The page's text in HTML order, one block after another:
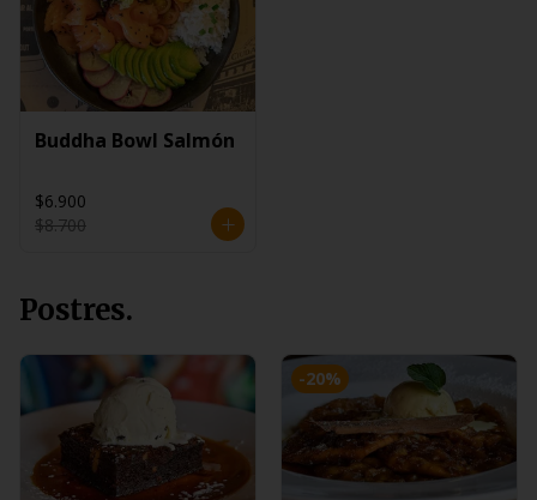
Buddha Bowl Salmón
$6.900
$8.700
Postres.
-20%